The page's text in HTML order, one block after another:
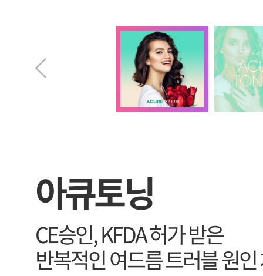
아큐토닝
CE승인, KFDA 허가 받은
반복적인 여드름 트러블 원인